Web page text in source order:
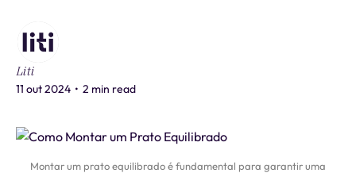
Liti
11 out 2024 • 2 min read
Montar um prato equilibrado é fundamental para garantir uma